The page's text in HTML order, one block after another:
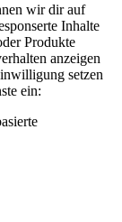
wir dir auf
Inhalte
Produkte
anzeigen
setzen
ein: